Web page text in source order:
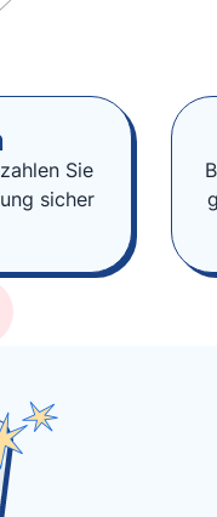
Sie
sicher